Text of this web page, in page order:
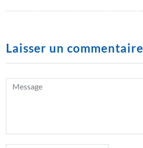
Laisser un commentaire